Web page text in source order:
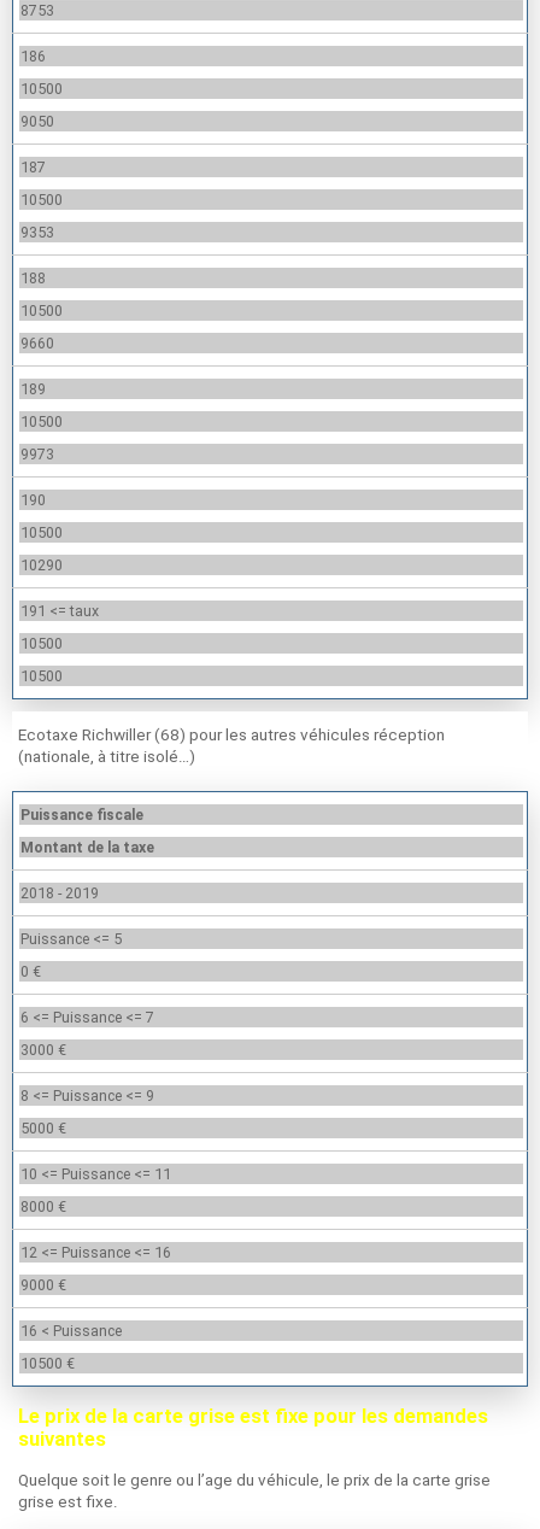
8753
186
10500
9050
187
10500
9353
188
10500
9660
189
10500
9973
190
10500
10290
191 <= taux
10500
10500
Ecotaxe Richwiller (68) pour les autres véhicules réception
(nationale, à titre isolé…)
Puissance fiscale
Montant de la taxe
2018 - 2019
Puissance <= 5
0 €
6 <= Puissance <= 7
3000 €
8 <= Puissance <= 9
5000 €
10 <= Puissance <= 11
8000 €
12 <= Puissance <= 16
9000 €
16 < Puissance
10500 €
Le prix de la carte grise est fixe pour les demandes
suivantes
Quelque soit le genre ou l’age du véhicule, le prix de la carte grise
grise est fixe.